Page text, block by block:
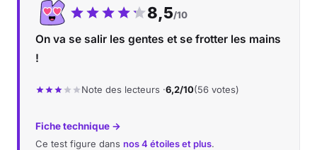
Notre note :
8,5/10
On va se salir les gentes et se frotter les mains
!
Note des lecteurs ·6,2/10(56 votes)
Fiche technique →
Ce test figure dans nos 4 étoiles et plus.